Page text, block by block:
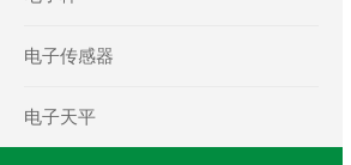
电子传感器
电子天平